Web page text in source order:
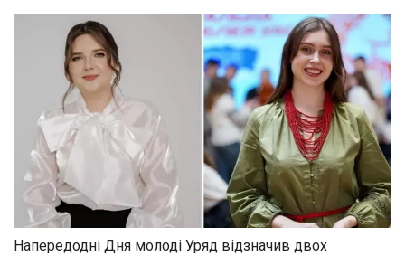
Напередодні Дня молоді Уряд відзначив двох